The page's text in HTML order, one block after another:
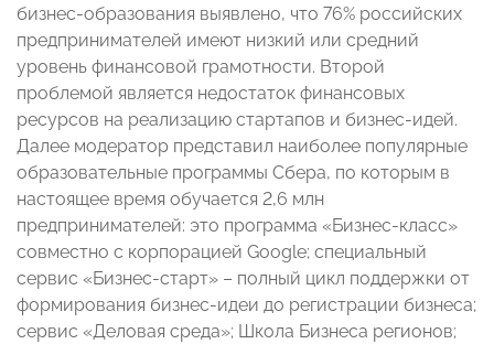
бизнес-образования выявлено, что 76% российских
предпринимателей имеют низкий или средний
уровень финансовой грамотности. Второй
проблемой является недостаток финансовых
ресурсов на реализацию стартапов и бизнес-идей.
Далее модератор представил наиболее популярные
образовательные программы Сбера, по которым в
настоящее время обучается 2,6 млн
предпринимателей: это программа «Бизнес-класс»
совместно с корпорацией Google; специальный
сервис «Бизнес-старт» – полный цикл поддержки от
формирования бизнес-идеи до регистрации бизнеса;
сервис «Деловая среда»; Школа Бизнеса регионов;